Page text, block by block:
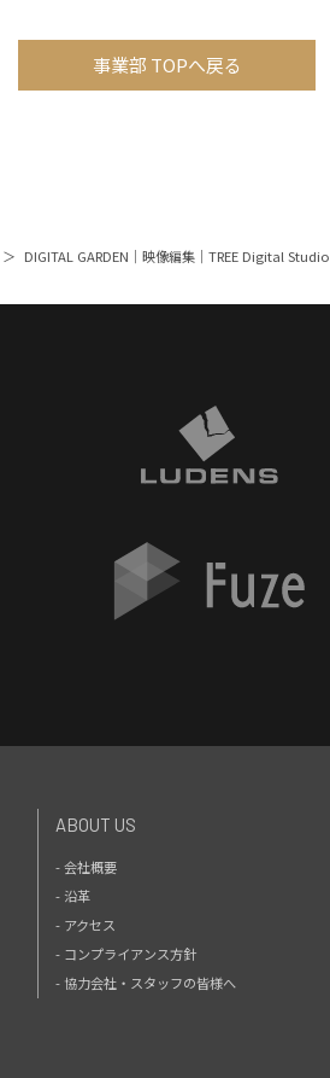
事業部 TOPへ戻る
DIGITAL GARDEN｜映像編集｜TREE Digital Studio
ABOUT US
- 会社概要
- 沿革
- アクセス
- コンプライアンス方針
- 協力会社・スタッフの皆様へ